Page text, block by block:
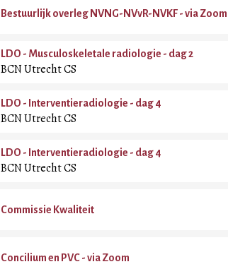
Bestuurlijk overleg NVNG-NVvR-NVKF - via Zoom
LDO - Musculoskeletale radiologie - dag 2
BCN Utrecht CS
LDO - Interventieradiologie - dag 4
BCN Utrecht CS
LDO - Interventieradiologie - dag 4
BCN Utrecht CS
Commissie Kwaliteit
Concilium en PVC - via Zoom